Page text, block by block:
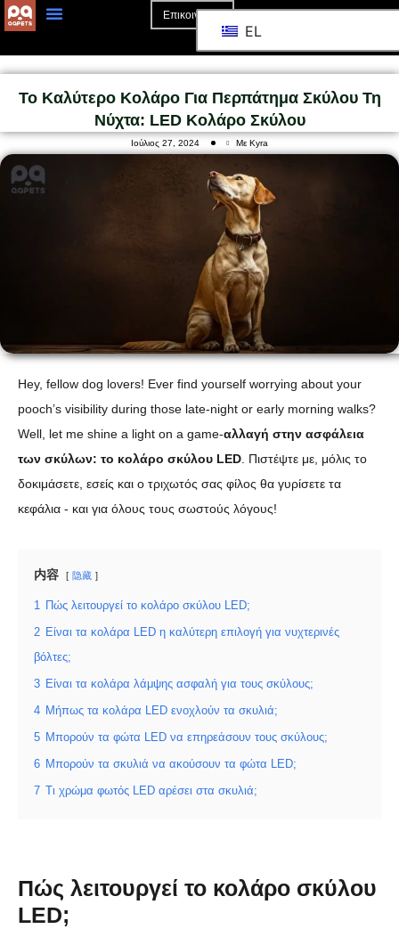
Επικοινωνία
EL
Το Καλύτερο Κολάρο Για Περπάτημα Σκύλου Τη
Νύχτα: LED Κολάρο Σκύλου
Ιούλιος 27, 2024 Με Kyra
Hey, fellow dog lovers! Ever find yourself worrying about your
pooch’s visibility during those late-night or early morning walks?
Well, let me shine a light on a game-αλλαγή στην ασφάλεια
των σκύλων: το κολάρο σκύλου LED . Πιστέψτε με, μόλις το
δοκιμάσετε, εσείς και ο τριχωτός σας φίλος θα γυρίσετε τα
κεφάλια - και για όλους τους σωστούς λόγους!
内容 隐藏
1 Πώς λειτουργεί το κολάρο σκύλου LED;
2 Είναι τα κολάρα LED η καλύτερη επιλογή για νυχτερινές
βόλτες;
3 Είναι τα κολάρα λάμψης ασφαλή για τους σκύλους;
4 Μήπως τα κολάρα LED ενοχλούν τα σκυλιά;
5 Μπορούν τα φώτα LED να επηρεάσουν τους σκύλους;
6 Μπορούν τα σκυλιά να ακούσουν τα φώτα LED;
7 Τι χρώμα φωτός LED αρέσει στα σκυλιά;
Πώς λειτουργεί το κολάρο σκύλου
LED;